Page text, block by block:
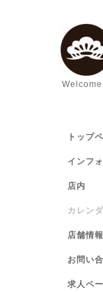
トップ
インフ
店内
カレン
店舗情報
お問い
求人ペ